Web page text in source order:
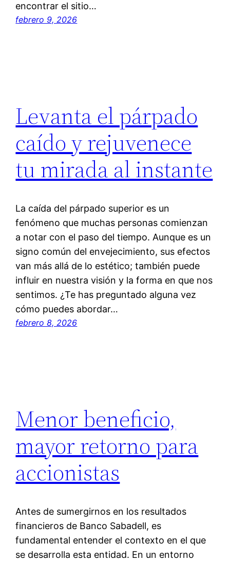
encontrar el sitio…
febrero 9, 2026
Levanta el párpado
caído y rejuvenece
tu mirada al instante
La caída del párpado superior es un
fenómeno que muchas personas comienzan
a notar con el paso del tiempo. Aunque es un
signo común del envejecimiento, sus efectos
van más allá de lo estético; también puede
influir en nuestra visión y la forma en que nos
sentimos. ¿Te has preguntado alguna vez
cómo puedes abordar…
febrero 8, 2026
Menor beneficio,
mayor retorno para
accionistas
Antes de sumergirnos en los resultados
financieros de Banco Sabadell, es
fundamental entender el contexto en el que
se desarrolla esta entidad. En un entorno